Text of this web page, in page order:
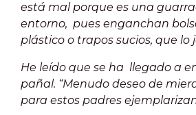
está mal porque es una
entorno, pues enganchan
plástico o trapos sucios, que lo
He leído que se ha llegado a
pañal. “Menudo deseo de
para estos padres